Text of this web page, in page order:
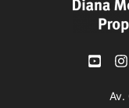
Av.